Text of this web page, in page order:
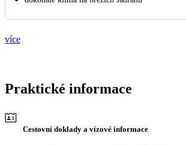
více
Praktické informace
Cestovní doklady a vízové informace